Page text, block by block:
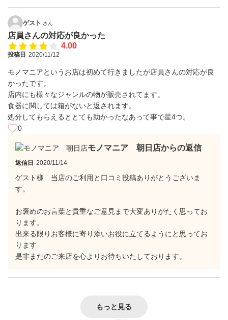
ゲスト さん
店員さんの対応が良かった
4.00
投稿日 2020/11/12
モノマニアというお店は初めて行きましたが店員さんの対応が良
かったです。
店内にも様々なジャンルの物が販売されてます。
食器に関しては箱がないと返されます。
処分してもらえるととても助かったなあって事で星4つ。
0
モノマニア 朝日店からの返信
返信日 2020/11/14
ゲスト様 当店のご利用と口コミ投稿ありがとうございま
す。
お褒めのお言葉と貴重なご意見まで大変ありがたく思ってお
ります。
出来る限りお客様に寄り添いお役に立てるようにと思ってお
ります
是非またのご来店を心よりお待ちいたしております。
もっと見る